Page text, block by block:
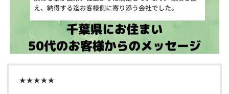
★★★★★